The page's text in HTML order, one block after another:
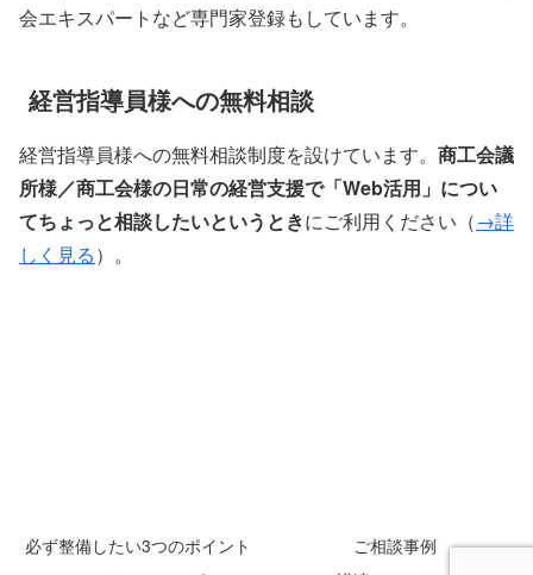
会エキスパートなど専門家登録もしています。
経営指導員様への無料相談
経営指導員様への無料相談制度を設けています。 商工会議
所様／商工会様の日常の経営支援で「Web活用」につい
てちょっと相談したいというときにご利用ください（→詳
しく見る）。
必ず整備したい3つのポイント
ご相談事例